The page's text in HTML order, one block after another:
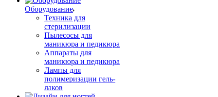
Оборудование
Техника для
стерилизации
Пылесосы для
маникюра и педикюра
Аппараты для
маникюра и педикюра
Лампы для
полимеризации гель-
лаков